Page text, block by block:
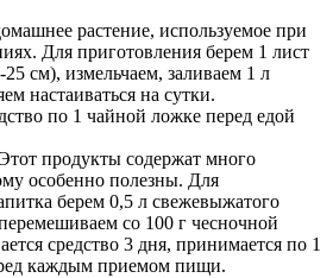
растение, используемое при
Для приготовления берем 1 лист
см), измельчаем, заливаем 1 л
настаиваться на сутки.
по 1 чайной ложке перед едой
продукты содержат много
особенно полезны. Для
берем 0,5 л свежевыжатого
со 100 г чесночной
средство 3 дня, принимается по 1
каждым приемом пищи.